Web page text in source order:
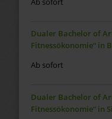
Dualer Bachelor of
Fitnessökonomie“ in
Ab sofort
Dualer Bachelor of
Fitnessökonomie“ in